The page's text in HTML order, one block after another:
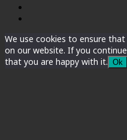
We use cookies to ensure
on our website. If you
that you are happy with it. Ok